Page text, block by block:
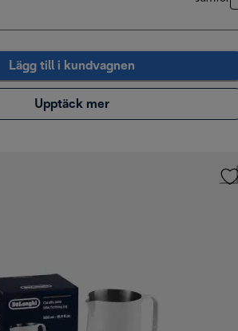
Lägg till i kundvagnen
Upptäck mer